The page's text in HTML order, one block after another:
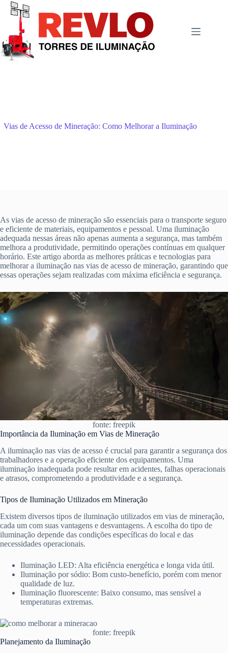
Pular
para
conteúdo
Vias de Acesso de Mineração: Como Melhorar a Iluminação
As vias de acesso de mineração são essenciais para o transporte seguro
e eficiente de materiais, equipamentos e pessoal. Uma iluminação
adequada nessas áreas não apenas aumenta a segurança, mas também
melhora a produtividade, permitindo operações contínuas em qualquer
horário. Este artigo aborda as melhores práticas e tecnologias para
melhorar a iluminação nas vias de acesso de mineração, garantindo que
essas operações sejam realizadas com máxima eficiência e segurança.
fonte: freepik
Importância da Iluminação em Vias de Mineração
A iluminação nas vias de acesso é crucial para garantir a segurança dos
trabalhadores e a operação eficiente dos equipamentos. Uma
iluminação inadequada pode resultar em acidentes, falhas operacionais
e atrasos, comprometendo a produtividade e a segurança.
Tipos de Iluminação Utilizados em Mineração
Existem diversos tipos de iluminação utilizados em vias de mineração,
cada um com suas vantagens e desvantagens. A escolha do tipo de
iluminação depende das condições específicas do local e das
necessidades operacionais.
Iluminação LED: Alta eficiência energética e longa vida útil.
Iluminação por sódio: Bom custo-benefício, porém com menor
qualidade de luz.
Iluminação fluorescente: Baixo consumo, mas sensível a
temperaturas extremas.
fonte: freepik
Planejamento da Iluminação